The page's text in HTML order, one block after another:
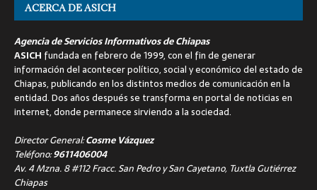
ACERCA DE ASICH
Agencia de Servicios Informativos de Chiapas
ASICH fundada en febrero de 1999, con el fin de generar
información del acontecer político, social y económico del estado de
Chiapas, publicando en los distintos medios de comunicación en la
entidad. Dos años después se transforma en portal de noticias en
internet, donde permanece sirviendo a la sociedad.
Director General:Cosme Vázquez
Teléfono:9611406004
Av. 4 Mzna. 8 #112 Fracc. San Pedro y San Cayetano, Tuxtla Gutiérrez
Chiapas